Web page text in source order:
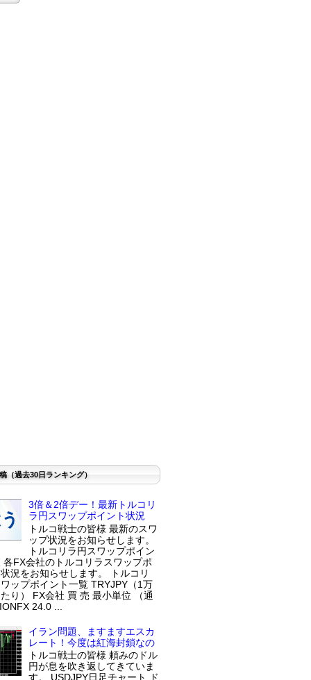
（過去30日ランキング）
3倍＆2倍デー！最新トルコリ
ラ円スワップポイント状況
トルコ戦士の皆様 最新のスワ
ップ状況をお知らせします。
トルコリラ円スワップポイン
各FX会社のトルコリラスワップポ
況をお知らせします。 トルコリ
ップポイント一覧 TRYJPY（1万
り） FX会社 買 売 最小単位 （通
24.0 ...
イラン問題、ますますエスカ
レート！今度は紅海封鎖なの
トルコ戦士の皆様 頼みのドル
円が息を吹き返してきていま
す。 USDJPY日足チャート ド